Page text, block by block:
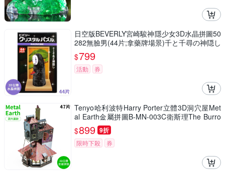
日空版BEVERLY宮崎駿神隱少女3D水晶拼圖50
282無臉男(44片;拿藥牌場景)千と千尋の神隠し
吉卜力パズル療癒擺飾puzzle模型公仔
$799
活動 券
Tenyo哈利波特Harry Porter立體3D洞穴屋Met
al Earth金屬拼圖B-MN-003C衛斯理The Burro
w(47片裝)免塗裝模型
$899 9折
限時下殺 券